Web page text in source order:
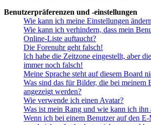
Benutzerpräferenzen und -einstellungen
Wie kann ich meine Einstellungen
Wie kann ich verhindern, dass mein
Online-Liste auftaucht?
Die Forenuhr geht falsch!
Ich habe die Zeitzone eingestellt, aber
immer noch falsch!
Meine Sprache steht auf diesem Board
Was sind das für Bilder, die bei meinem
angezeigt werden?
Wie verwende ich einen Avatar?
Was ist mein Rang und wie kann ich ihn
Wenn ich bei einem Benutzer auf den